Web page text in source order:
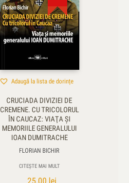
Adaugă la lista de dorințe
CRUCIADA DIVIZIEI DE
CREMENE. CU TRICOLORUL
ÎN CAUCAZ: VIAŢA ŞI
MEMORIILE GENERALULUI
IOAN DUMITRACHE
FLORIAN BICHIR
CITEȘTE MAI MULT
25,00 lei